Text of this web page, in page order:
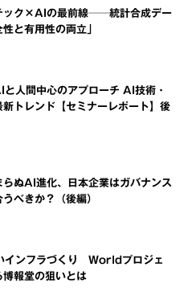
ック×AIの最前線──統計合成デー
と有用性の両立」
人間中心のアプローチ AI技術・
新トレンド【セミナーレポート】後
らぬAI進化、日本企業はガバナンス
べきか？（後編）
インフラづくり Worldプロジェ
博報堂の狙いとは